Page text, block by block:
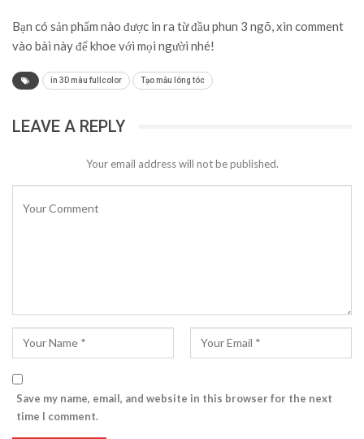
Bạn có sản phẩm nào được in ra từ đầu phun 3 ngõ, xin comment
vào bài này để khoe với mọi người nhé!
in 3D màu fullcolor Tạo mẫu lông tóc
LEAVE A REPLY
Your email address will not be published.
Save my name, email, and website in this browser for the next
time I comment.